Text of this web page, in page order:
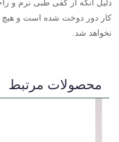
دلیل آنکه از کفی طبی نرم و
کار دور دوخت شده است و هیچ
نخواهد شد.
محصولات مرتبط